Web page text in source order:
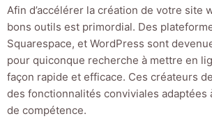
Afin d’accélérer la création de votre site
bons outils est primordial. Des
Squarespace, et WordPress sont
pour quiconque recherche à mettre en
façon rapide et efficace. Ces créateurs
des fonctionnalités conviviales adaptées
de compétence.